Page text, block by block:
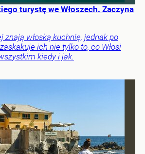
turystę we Włoszech. Zaczyna
znają włoską kuchnię, jednak po
ich nie tylko to, co Włosi
kiedy i jak.